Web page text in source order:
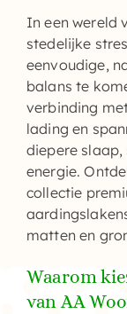
In een wereld
stedelijke
eenvoudige,
balans te
verbinding
lading en
diepere slaap,
energie.
collectie
matten en
Waarom
van AA